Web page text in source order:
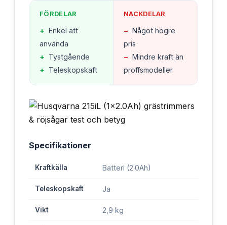
FÖRDELAR
+ Enkel att
använda
+ Tystgående
+ Teleskopskaft
NACKDELAR
− Något högre
pris
− Mindre kraft än
proffsmodeller
Specifikationer
Kraftkälla Batteri (2.0Ah)
Teleskopskaft Ja
Vikt 2,9 kg